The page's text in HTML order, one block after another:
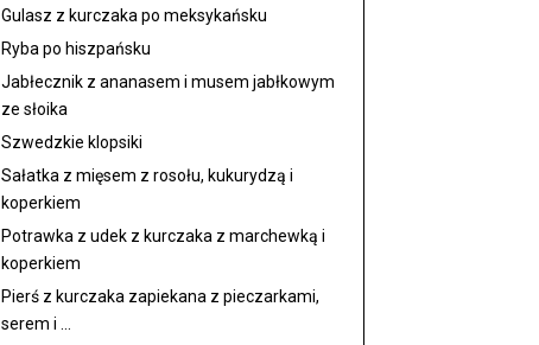
Gulasz z kurczaka po meksykańsku
Ryba po hiszpańsku
Jabłecznik z ananasem i musem jabłkowym
ze słoika
Szwedzkie klopsiki
Sałatka z mięsem z rosołu, kukurydzą i
koperkiem
Potrawka z udek z kurczaka z marchewką i
koperkiem
Pierś z kurczaka zapiekana z pieczarkami,
serem i ...